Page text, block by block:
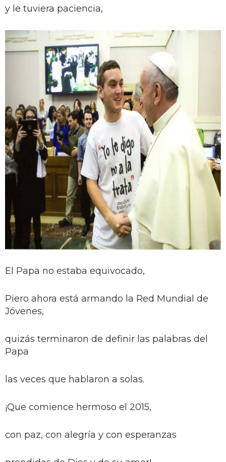
y le tuviera paciencia,
El Papa no estaba equivocado,
Piero ahora está armando la Red Mundial de
Jóvenes,
quizás terminaron de definir las palabras del
Papa
las veces que hablaron a solas.
¡Que comience hermoso el 2015,
con paz, con alegría y con esperanzas